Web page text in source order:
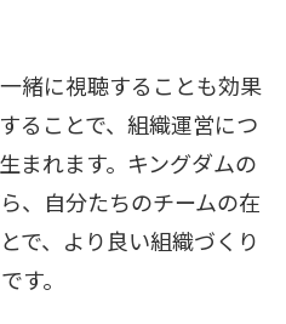
緒に視聴することも効果
ることで、組織運営につ
まれます。キングダムの
、自分たちのチームの在
で、より良い組織づくり
す。